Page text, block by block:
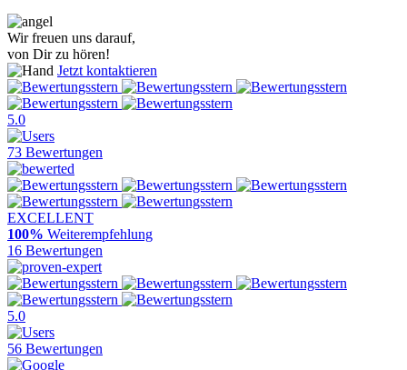
Wir freuen uns darauf,
von Dir zu hören!
Jetzt kontaktieren
5.0
73 Bewertungen
EXCELLENT
100% Weiterempfehlung
16 Bewertungen
5.0
56 Bewertungen